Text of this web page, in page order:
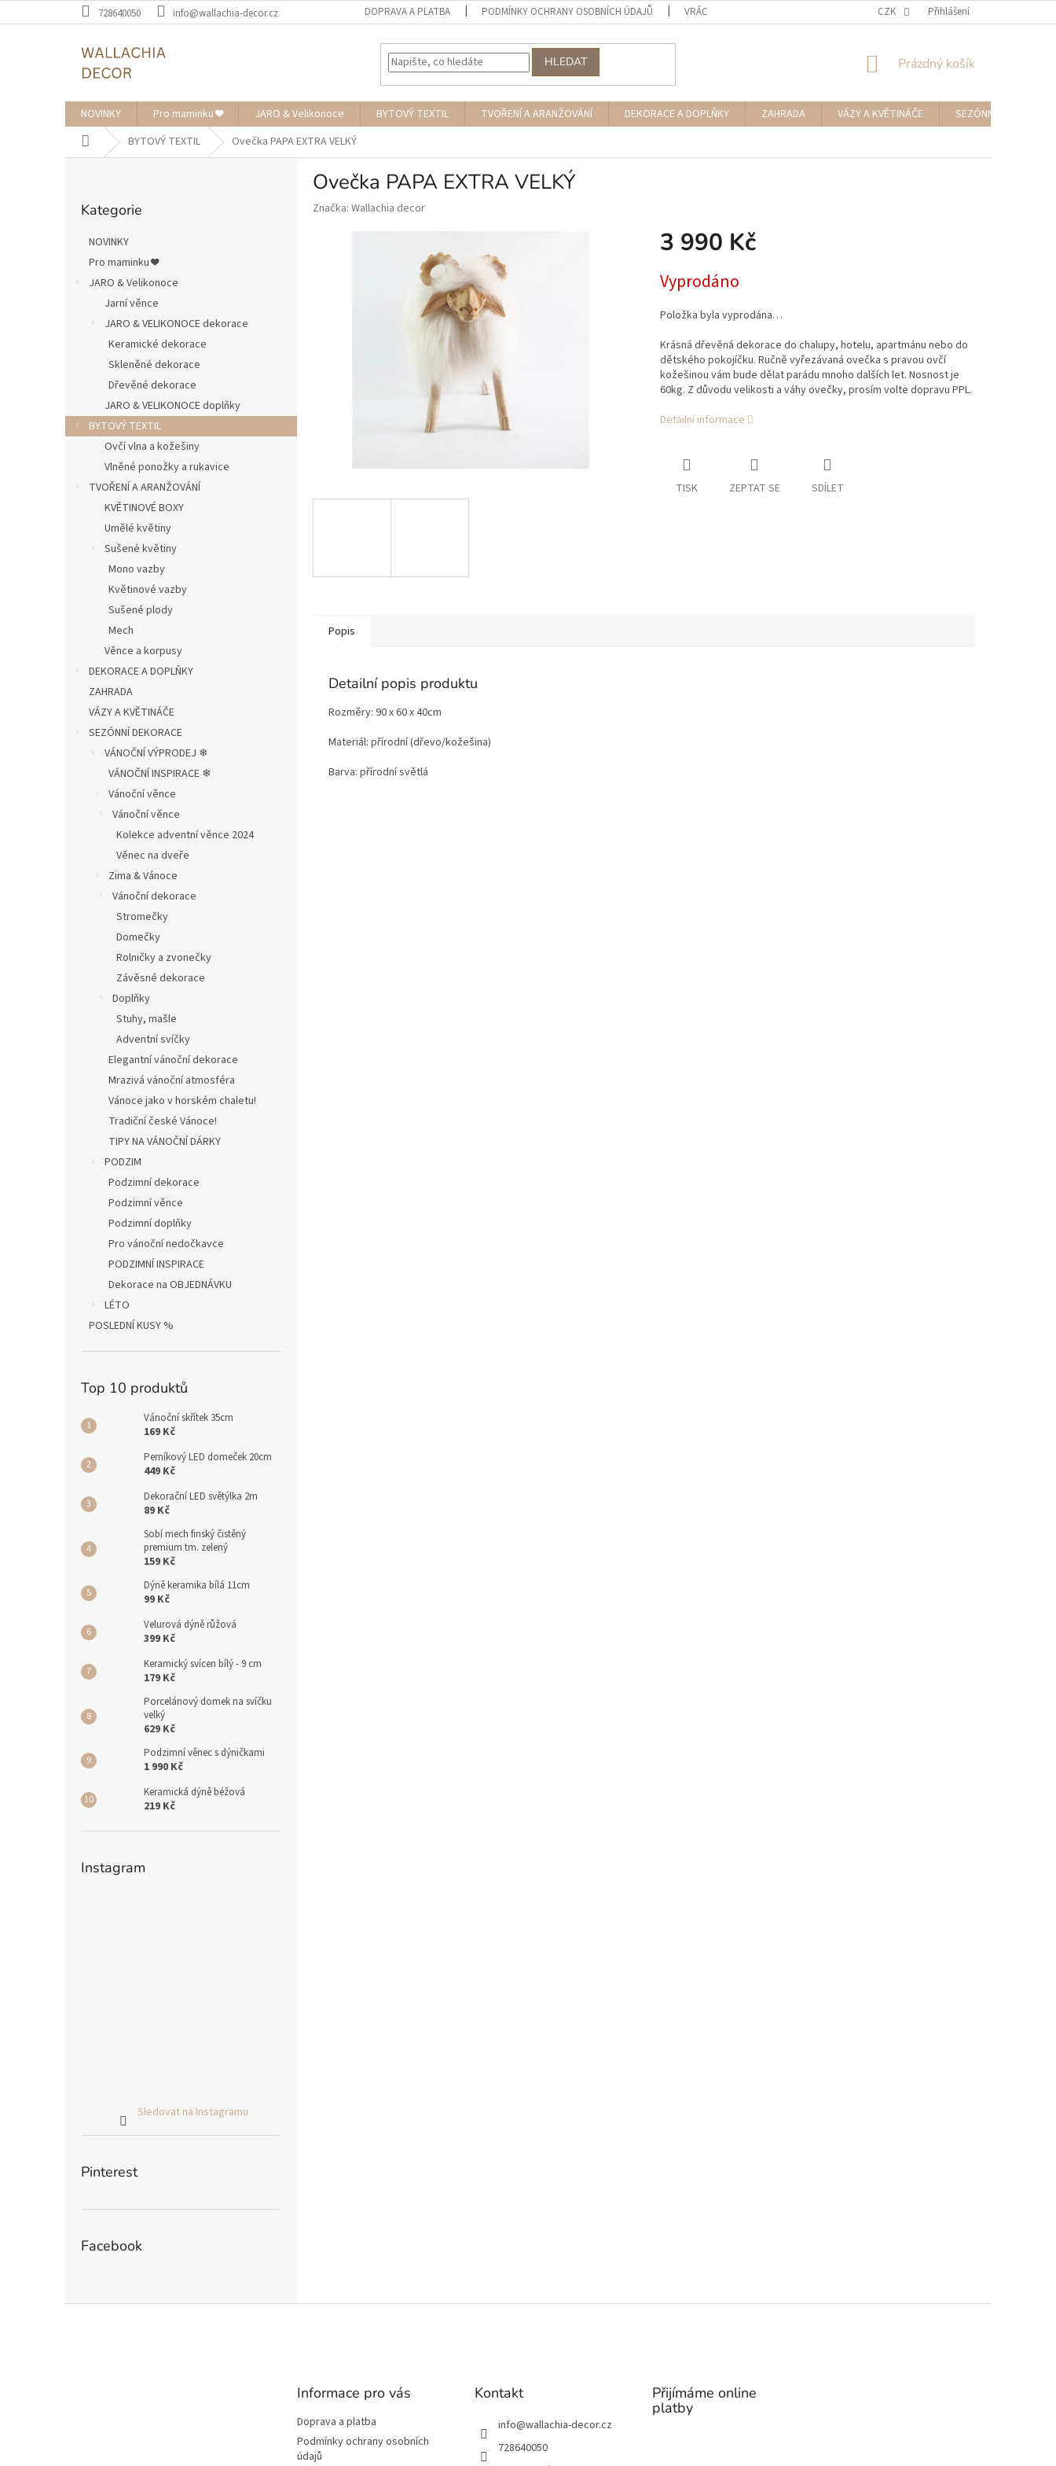
na
728640050 info@wallachia-decor.cz DOPRAVA A PLATBA PODMÍNKY OCHRANY OSOBNÍCH ÚDAJŮ VRÁCENÍ ZBOŽÍ A REKLAMACE NAPIŠTE NÁM
CZK Přihlášení
HLEDAT
NÁKUPNÍ
Prázdný košík
NOVINKY Pro maminku ❤️ JARO & Velikonoce BYTOVÝ TEXTIL TVOŘENÍ A ARANŽOVÁNÍ DEKORACE A DOPLŇKY ZAHRADA VÁZY A KVĚTINÁČE
SEZÓNNÍ DEKORACE
Domů BYTOVÝ TEXTIL Ovečka PAPA EXTRA VELKÝ
kategorie
Kategorie
NOVINKY
Pro maminku ❤️
JARO & Velikonoce
Jarní věnce
JARO & VELIKONOCE dekorace
Keramické dekorace
Skleněné dekorace
Dřevěné dekorace
JARO & VELIKONOCE doplňky
BYTOVÝ TEXTIL
Ovčí vlna a kožešiny
Vlněné ponožky a rukavice
TVOŘENÍ A ARANŽOVÁNÍ
KVĚTINOVÉ BOXY
Umělé květiny
Sušené květiny
Mono vazby
Květinové vazby
Sušené plody
Mech
Věnce a korpusy
DEKORACE A DOPLŇKY
ZAHRADA
VÁZY A KVĚTINÁČE
SEZÓNNÍ DEKORACE
VÁNOČNÍ VÝPRODEJ ❄︎︎
VÁNOČNÍ INSPIRACE ❄︎︎
Vánoční věnce
Vánoční věnce
Kolekce adventní věnce 2024
Věnec na dveře
Zima & Vánoce
Vánoční dekorace
Stromečky
Domečky
Rolničky a zvonečky
Závěsné dekorace
Doplňky
Stuhy, mašle
Adventní svíčky
Elegantní vánoční dekorace
Mrazivá vánoční atmosféra
Vánoce jako v horském chaletu!
Tradiční české Vánoce!
TIPY NA VÁNOČNÍ DÁRKY
PODZIM
Podzimní dekorace
Podzimní věnce
Podzimní doplňky
Pro vánoční nedočkavce
PODZIMNÍ INSPIRACE
Dekorace na OBJEDNÁVKU
LÉTO
POSLEDNÍ KUSY %
Top 10 produktů
Vánoční skřítek 35cm
169 Kč
Perníkový LED domeček 20cm
449 Kč
Dekorační LED světýlka 2m
89 Kč
Sobí mech finský čistěný
premium tm. zelený
159 Kč
Dýně keramika bílá 11cm
99 Kč
Velurová dýně růžová
399 Kč
Keramický svícen bílý - 9 cm
179 Kč
Porcelánový domek na svíčku
velký
629 Kč
Podzimní věnec s dýničkami
1 990 Kč
Keramická dýně béžová
219 Kč
Instagram
Sledovat na Instagramu
Pinterest
Facebook
Ovečka PAPA EXTRA VELKÝ
Značka: Wallachia decor
3 990 Kč
cena:
Vyprodáno
Položka byla vyprodána…
Krásná dřevěná dekorace do chalupy, hotelu, apartmánu nebo do
dětského pokojíčku. Ručně vyřezávaná ovečka s pravou ovčí
kožešinou vám bude dělat parádu mnoho dalších let. Nosnost je
60kg. Z důvodu velikosti a váhy ovečky, prosím volte dopravu PPL.
Detailní informace
TISK ZEPTAT SE SDÍLET
Popis
Detailní popis produktu
Rozměry: 90 x 60 x 40cm
Materiál: přírodní (dřevo/kožešina)
Barva: přírodní světlá
Informace pro vás
Doprava a platba
Podmínky ochrany osobních
údajů
Kontakt
info@wallachia-decor.cz
728640050
Přijímáme online
platby